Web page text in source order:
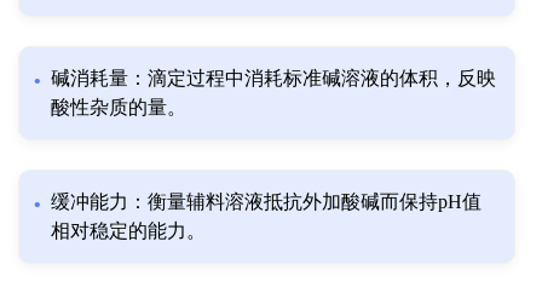
碱消耗量：滴定过程中消耗标准碱溶液的体积，反映
酸性杂质的量。
缓冲能力：衡量辅料溶液抵抗外加酸碱而保持pH值
相对稳定的能力。